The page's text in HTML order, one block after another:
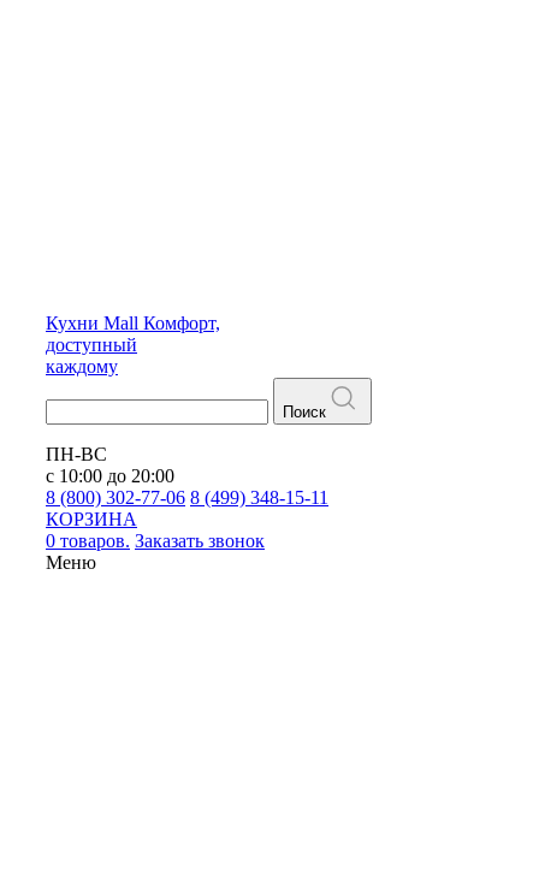
Кухни Mall Комфорт,
доступный
каждому
Поиск
ПН-ВС
с 10:00 до 20:00
8 (800) 302-77-06 8 (499) 348-15-11
КОРЗИНА
0 товаров. Заказать звонок
Меню